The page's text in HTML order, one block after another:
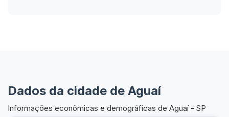
Dados da cidade de Aguaí
Informações econômicas e demográficas de Aguaí - SP